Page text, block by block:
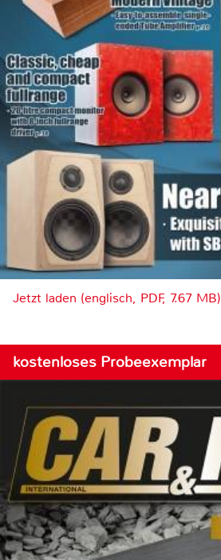
Jetzt laden (englisch, PDF, 7.67 MB)
kostenloses Probeexemplar